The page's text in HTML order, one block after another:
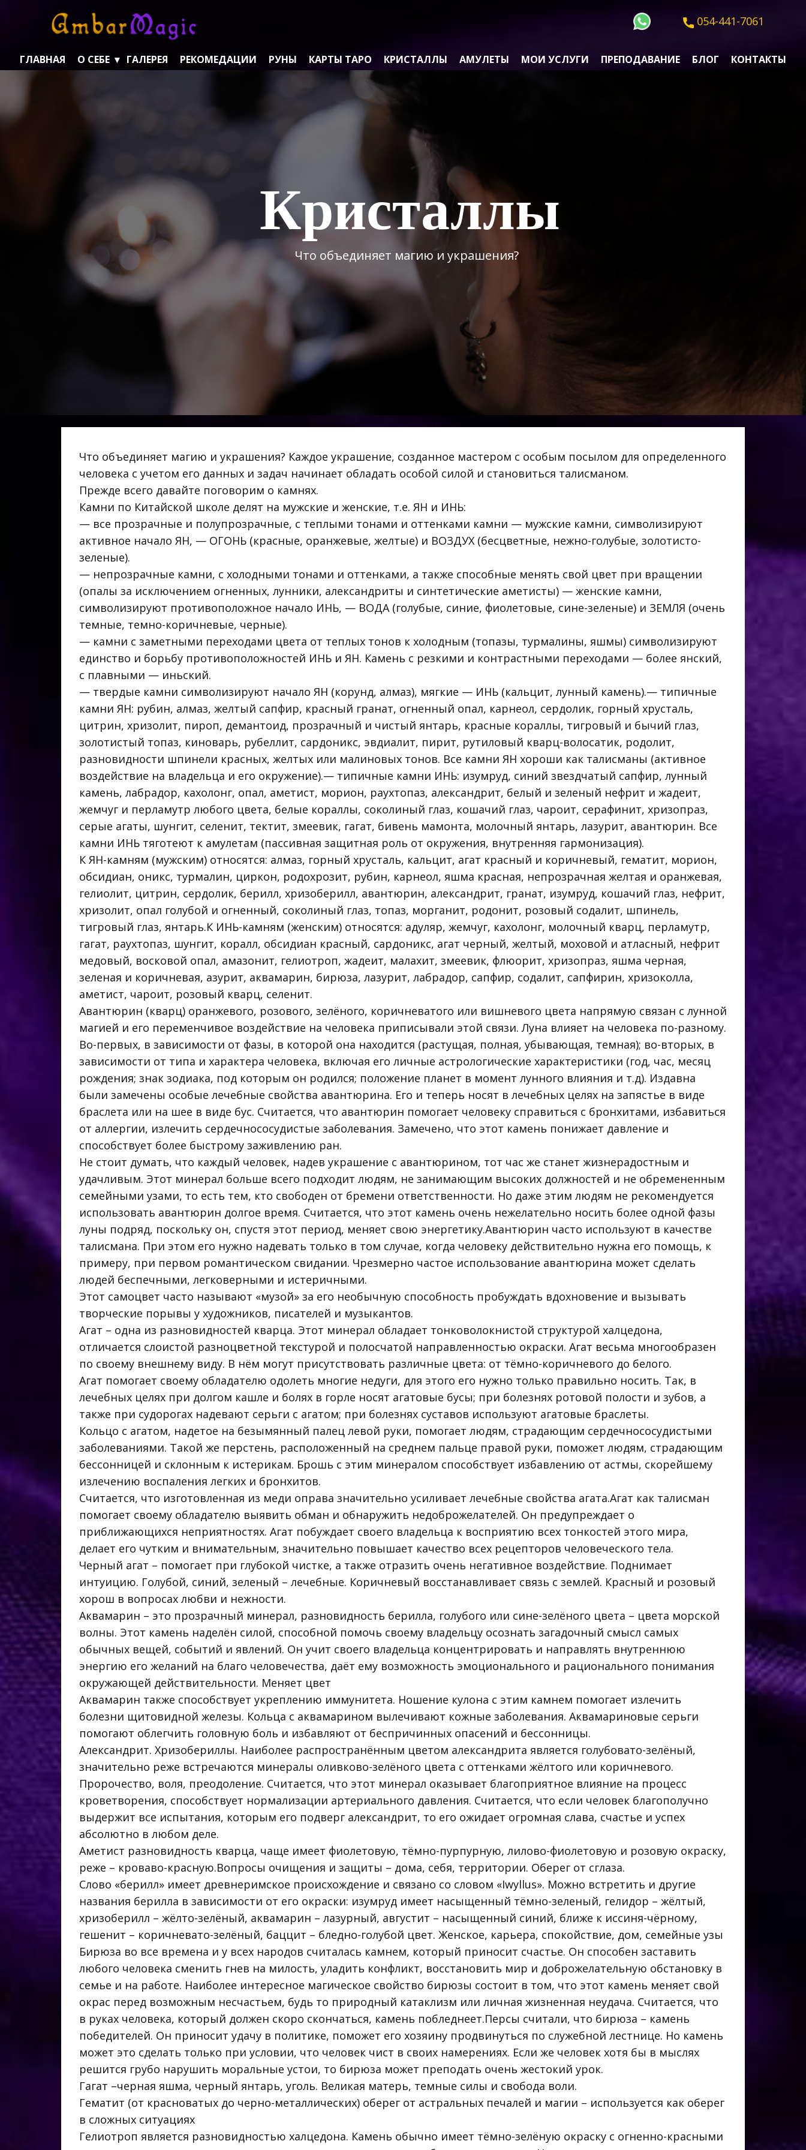
054-441-7061
ГЛАВНАЯ О СЕБЕ ГАЛЕРЕЯ РЕКОМЕДАЦИИ РУНЫ КАРТЫ ТАРО КРИСТАЛЛЫ АМУЛЕТЫ МОИ УСЛУГИ ПРЕПОДАВАНИЕ БЛОГ КОНТАКТЫ
Кристаллы
Что объединяет магию и украшения?
Что объединяет магию и украшения? Каждое украшение, созданное мастером с особым посылом для определенного
человека с учетом его данных и задач начинает обладать особой силой и становиться талисманом.
Прежде всего давайте поговорим о камнях.
Камни по Китайской школе делят на мужские и женские, т.е. ЯН и ИНЬ:
— все прозрачные и полупрозрачные, с теплыми тонами и оттенками камни — мужские камни, символизируют
активное начало ЯН, — ОГОНЬ (красные, оранжевые, желтые) и ВОЗДУХ (бесцветные, нежно-голубые, золотисто-
зеленые).
— непрозрачные камни, с холодными тонами и оттенками, а также способные менять свой цвет при вращении
(опалы за исключением огненных, лунники, александриты и синтетические аметисты) — женские камни,
символизируют противоположное начало ИНЬ, — ВОДА (голубые, синие, фиолетовые, сине-зеленые) и ЗЕМЛЯ (очень
темные, темно-коричневые, черные).
— камни с заметными переходами цвета от теплых тонов к холодным (топазы, турмалины, яшмы) символизируют
единство и борьбу противоположностей ИНЬ и ЯН. Камень с резкими и контрастными переходами — более янский,
с плавными — иньский.
— твердые камни символизируют начало ЯН (корунд, алмаз), мягкие — ИНЬ (кальцит, лунный камень).— типичные
камни ЯН: рубин, алмаз, желтый сапфир, красный гранат, огненный опал, карнеол, сердолик, горный хрусталь,
цитрин, хризолит, пироп, демантоид, прозрачный и чистый янтарь, красные кораллы, тигровый и бычий глаз,
золотистый топаз, киноварь, рубеллит, сардоникс, эвдиалит, пирит, рутиловый кварц-волосатик, родолит,
разновидности шпинели красных, желтых или малиновых тонов. Все камни ЯН хороши как талисманы (активное
воздействие на владельца и его окружение).— типичные камни ИНЬ: изумруд, синий звездчатый сапфир, лунный
камень, лабрадор, кахолонг, опал, аметист, морион, раухтопаз, александрит, белый и зеленый нефрит и жадеит,
жемчуг и перламутр любого цвета, белые кораллы, соколиный глаз, кошачий глаз, чароит, серафинит, хризопраз,
серые агаты, шунгит, селенит, тектит, змеевик, гагат, бивень мамонта, молочный янтарь, лазурит, авантюрин. Все
камни ИНЬ тяготеют к амулетам (пассивная защитная роль от окружения, внутренняя гармонизация).
К ЯН-камням (мужским) относятся: алмаз, горный хрусталь, кальцит, агат красный и коричневый, гематит, морион,
обсидиан, оникс, турмалин, циркон, родохрозит, рубин, карнеол, яшма красная, непрозрачная желтая и оранжевая,
гелиолит, цитрин, сердолик, берилл, хризоберилл, авантюрин, александрит, гранат, изумруд, кошачий глаз, нефрит,
хризолит, опал голубой и огненный, соколиный глаз, топаз, морганит, родонит, розовый содалит, шпинель,
тигровый глаз, янтарь.К ИНЬ-камням (женским) относятся: адуляр, жемчуг, кахолонг, молочный кварц, перламутр,
гагат, раухтопаз, шунгит, коралл, обсидиан красный, сардоникс, агат черный, желтый, моховой и атласный, нефрит
медовый, восковой опал, амазонит, гелиотроп, жадеит, малахит, змеевик, флюорит, хризопраз, яшма черная,
зеленая и коричневая, азурит, аквамарин, бирюза, лазурит, лабрадор, сапфир, содалит, сапфирин, хризоколла,
аметист, чароит, розовый кварц, селенит.
Авантюрин (кварц) оранжевого, розового, зелёного, коричневатого или вишневого цвета напрямую связан с лунной
магией и его переменчивое воздействие на человека приписывали этой связи. Луна влияет на человека по-разному.
Во-первых, в зависимости от фазы, в которой она находится (растущая, полная, убывающая, темная); во-вторых, в
зависимости от типа и характера человека, включая его личные астрологические характеристики (год, час, месяц
рождения; знак зодиака, под которым он родился; положение планет в момент лунного влияния и т.д). Издавна
были замечены особые лечебные свойства авантюрина. Его и теперь носят в лечебных целях на запястье в виде
браслета или на шее в виде бус. Считается, что авантюрин помогает человеку справиться с бронхитами, избавиться
от аллергии, излечить сердечнососудистые заболевания. Замечено, что этот камень понижает давление и
способствует более быстрому заживлению ран.
Не стоит думать, что каждый человек, надев украшение с авантюрином, тот час же станет жизнерадостным и
удачливым. Этот минерал больше всего подходит людям, не занимающим высоких должностей и не обремененным
семейными узами, то есть тем, кто свободен от бремени ответственности. Но даже этим людям не рекомендуется
использовать авантюрин долгое время. Считается, что этот камень очень нежелательно носить более одной фазы
луны подряд, поскольку он, спустя этот период, меняет свою энергетику.Авантюрин часто используют в качестве
талисмана. При этом его нужно надевать только в том случае, когда человеку действительно нужна его помощь, к
примеру, при первом романтическом свидании. Чрезмерно частое использование авантюрина может сделать
людей беспечными, легковерными и истеричными.
Этот самоцвет часто называют «музой» за его необычную способность пробуждать вдохновение и вызывать
творческие порывы у художников, писателей и музыкантов.
Агат – одна из разновидностей кварца. Этот минерал обладает тонковолокнистой структурой халцедона,
отличается слоистой разноцветной текстурой и полосчатой направленностью окраски. Агат весьма многообразен
по своему внешнему виду. В нём могут присутствовать различные цвета: от тёмно-коричневого до белого.
Агат помогает своему обладателю одолеть многие недуги, для этого его нужно только правильно носить. Так, в
лечебных целях при долгом кашле и болях в горле носят агатовые бусы; при болезнях ротовой полости и зубов, а
также при судорогах надевают серьги с агатом; при болезнях суставов используют агатовые браслеты.
Кольцо с агатом, надетое на безымянный палец левой руки, помогает людям, страдающим сердечнососудистыми
заболеваниями. Такой же перстень, расположенный на среднем пальце правой руки, поможет людям, страдающим
бессонницей и склонным к истерикам. Брошь с этим минералом способствует избавлению от астмы, скорейшему
излечению воспаления легких и бронхитов.
Считается, что изготовленная из меди оправа значительно усиливает лечебные свойства агата.Агат как талисман
помогает своему обладателю выявить обман и обнаружить недоброжелателей. Он предупреждает о
приближающихся неприятностях. Агат побуждает своего владельца к восприятию всех тонкостей этого мира,
делает его чутким и внимательным, значительно повышает качество всех рецепторов человеческого тела.
Черный агат – помогает при глубокой чистке, а также отразить очень негативное воздействие. Поднимает
интуицию. Голубой, синий, зеленый – лечебные. Коричневый восстанавливает связь с землей. Красный и розовый
хорош в вопросах любви и нежности.
Аквамарин – это прозрачный минерал, разновидность берилла, голубого или сине-зелёного цвета – цвета морской
волны. Этот камень наделён силой, способной помочь своему владельцу осознать загадочный смысл самых
обычных вещей, событий и явлений. Он учит своего владельца концентрировать и направлять внутреннюю
энергию его желаний на благо человечества, даёт ему возможность эмоционального и рационального понимания
окружающей действительности. Меняет цвет
Аквамарин также способствует укреплению иммунитета. Ношение кулона с этим камнем помогает излечить
болезни щитовидной железы. Кольца с аквамарином вылечивают кожные заболевания. Аквамариновые серьги
помогают облегчить головную боль и избавляют от беспричинных опасений и бессонницы.
Александрит. Хризобериллы. Наиболее распространённым цветом александрита является голубовато-зелёный,
значительно реже встречаются минералы оливково-зелёного цвета с оттенками жёлтого или коричневого.
Пророчество, воля, преодоление. Считается, что этот минерал оказывает благоприятное влияние на процесс
кроветворения, способствует нормализации артериального давления. Считается, что если человек благополучно
выдержит все испытания, которым его подверг александрит, то его ожидает огромная слава, счастье и успех
абсолютно в любом деле.
Аметист разновидность кварца, чаще имеет фиолетовую, тёмно-пурпурную, лилово-фиолетовую и розовую окраску,
реже – кроваво-красную.Вопросы очищения и защиты – дома, себя, территории. Оберег от сглаза.
Слово «берилл» имеет древнеримское происхождение и связано со словом «Iwyllus». Можно встретить и другие
названия берилла в зависимости от его окраски: изумруд имеет насыщенный тёмно-зеленый, гелидор – жёлтый,
хризоберилл – жёлто-зелёный, аквамарин – лазурный, августит – насыщенный синий, ближе к иссиня-чёрному,
гешенит – коричневато-зелёный, баццит – бледно-голубой цвет. Женское, карьера, спокойствие, дом, семейные узы
Бирюза во все времена и у всех народов считалась камнем, который приносит счастье. Он способен заставить
любого человека сменить гнев на милость, уладить конфликт, восстановить мир и доброжелательную обстановку в
семье и на работе. Наиболее интересное магическое свойство бирюзы состоит в том, что этот камень меняет свой
окрас перед возможным несчастьем, будь то природный катаклизм или личная жизненная неудача. Считается, что
в руках человека, который должен скоро скончаться, камень побледнеет.Персы считали, что бирюза – камень
победителей. Он приносит удачу в политике, поможет его хозяину продвинуться по служебной лестнице. Но камень
может это сделать только при условии, что человек чист в своих намерениях. Если же человек хотя бы в мыслях
решится грубо нарушить моральные устои, то бирюза может преподать очень жестокий урок.
Гагат –черная яшма, черный янтарь, уголь. Великая матерь, темные силы и свобода воли.
Гематит (от красноватых до черно-металлических) оберег от астральных печалей и магии – используется как оберег
в сложных ситуациях
Гелиотроп является разновидностью халцедона. Камень обычно имеет тёмно-зелёную окраску с огненно-красными